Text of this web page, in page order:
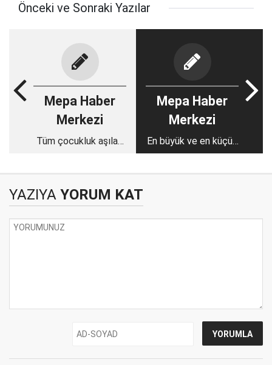
Önceki ve Sonraki Yazılar
Mepa Haber
Merkezi
Tüm çocukluk aşıları
Mepa Haber
Merkezi
En büyük ve en küçük
hayvanların soyları
YAZIYA YORUM KAT